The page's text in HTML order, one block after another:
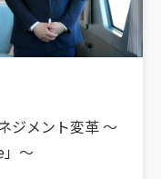
ジメント変革 〜
〜